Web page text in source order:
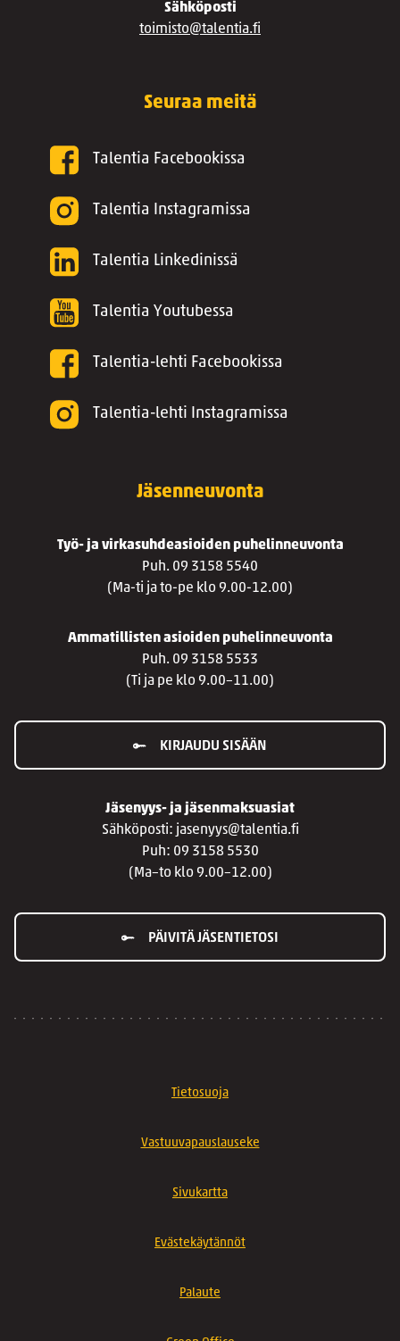
Sähköposti
toimisto@talentia.fi
Seuraa meitä
Talentia Facebookissa
Talentia Instagramissa
Talentia Linkedinissä
Talentia Youtubessa
Talentia-lehti Facebookissa
Talentia-lehti Instagramissa
Jäsenneuvonta
Työ- ja virkasuhdeasioiden puhelinneuvonta
Puh. 09 3158 5540
(Ma-ti ja to-pe klo 9.00-12.00)
Ammatillisten asioiden puhelinneuvonta
Puh. 09 3158 5533
(Ti ja pe klo 9.00–11.00)
KIRJAUDU SISÄÄN
Jäsenyys- ja jäsenmaksuasiat
Sähköposti: jasenyys@talentia.fi
Puh: 09 3158 5530
(Ma–to klo 9.00–12.00)
PÄIVITÄ JÄSENTIETOSI
Tietosuoja
Vastuuvapauslauseke
Sivukartta
Evästekäytännöt
Palaute